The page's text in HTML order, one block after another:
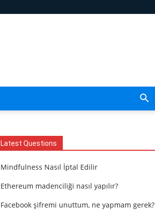
Latest Questions
Mindfulness Nasıl İptal Edilir
Ethereum madenciliği nasıl yapılır?
Facebook şifremi unuttum, ne yapmam gerek?